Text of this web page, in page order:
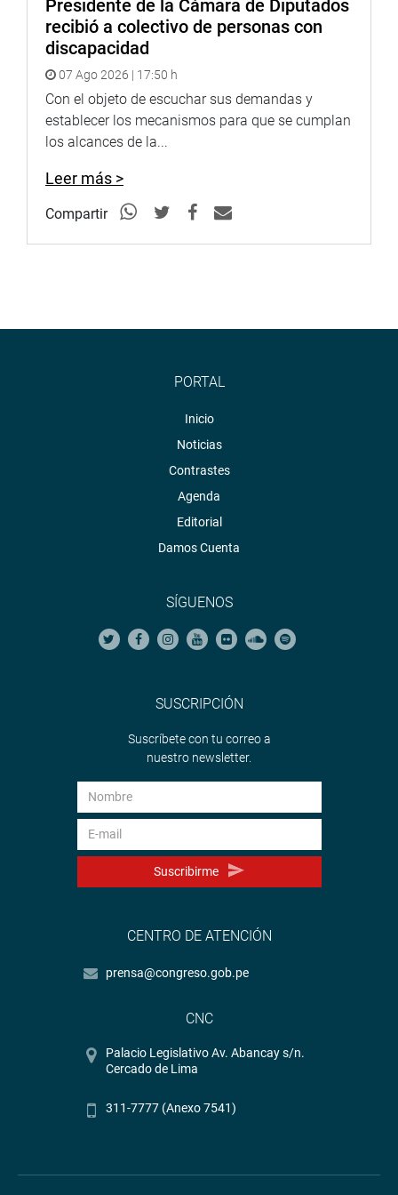
También se plantea modificar los artículos 2 y 3 de la Ley
26937 con la finalidad que «para la inscripción de los
periodistas y comunicadores en el colegio profesional,
deberá presentar el correspondiente título profesional a
nombre de la Nación, conforme a la ley.
Presidente de la Cámara de Diputados
recibió a colectivo de personas con
discapacidad
07 Ago 2026 | 17:50 h
Con el objeto de escuchar sus demandas y
establecer los mecanismos para que se cumplan
los alcances de la...
Leer más >
Compartir
PORTAL
Inicio
Noticias
Contrastes
Agenda
Editorial
Damos Cuenta
SÍGUENOS
SUSCRIPCIÓN
Suscríbete con tu correo a
nuestro newsletter.
Suscribirme
CENTRO DE ATENCIÓN
prensa@congreso.gob.pe
CNC
Palacio Legislativo Av. Abancay s/n.
Cercado de Lima
311-7777 (Anexo 7541)